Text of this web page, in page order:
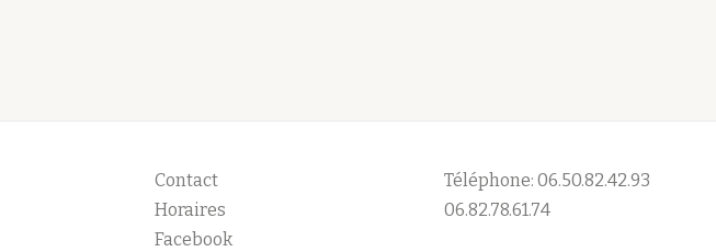
Contact
Horaires
Facebook
Téléphone: 06.50.82.42.93
06.82.78.61.74